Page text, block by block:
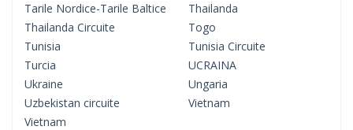
Tarile Nordice-Tarile Baltice
Thailanda
Thailanda Circuite
Togo
Tunisia
Tunisia Circuite
Turcia
UCRAINA
Ukraine
Ungaria
Uzbekistan circuite
Vietnam
Vietnam